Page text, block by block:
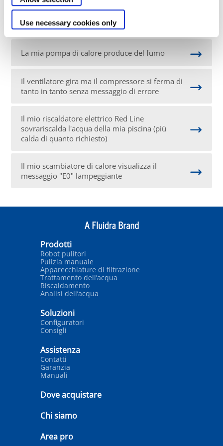
Use necessary cookies only
La mia pompa di calore Power Force fa
interrompere l'interruttore differenziale
La mia pompa di calore produce del fumo
Il ventilatore gira ma il compressore si ferma di
tanto in tanto senza messaggio di errore
Il mio riscaldatore elettrico Red Line
sovrariscalda l'acqua della mia piscina (più
calda di quanto richiesto)
Il mio scambiatore di calore visualizza il
messaggio "E0" lampeggiante
Prodotti
Robot pulitori
Pulizia manuale
Apparecchiature di filtrazione
Trattamento dell’acqua
Riscaldamento
Analisi dell’acqua
Soluzioni
Configuratori
Consigli
Assistenza
Contatti
Garanzia
Manuali
Dove acquistare
Chi siamo
Area pro